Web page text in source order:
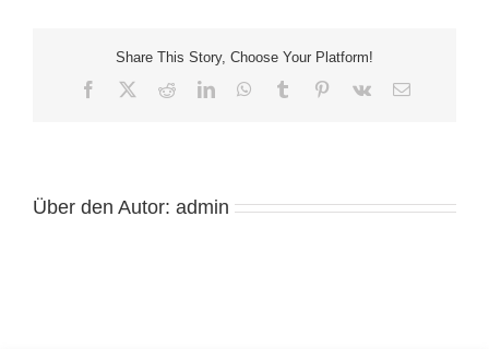
Share This Story, Choose Your Platform!
Facebook RedditLinkedInWhatsApp
Tumblr Pinterest
Vk
E-
Über den Autor: admin